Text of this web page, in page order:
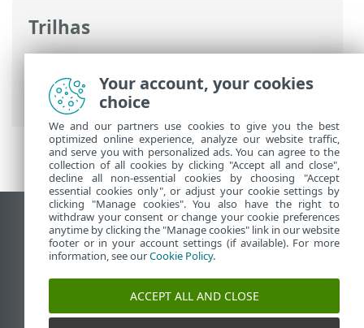
Trilhas
Ajuda on-line ESET>ESET Endpoint
Security >Configuração avançada>
Conectividade
Ver site para desktop
End of Life
Base de conhecimento ESET
Fórum ESET
ESET Status Portal
Your account, your cookies
choice
We and our partners use cookies to give you the best
optimized online experience, analyze our website traffic,
and serve you with personalized ads. You can agree to the
collection of all cookies by clicking "Accept all and close",
decline all non-essential cookies by choosing "Accept
essential cookies only", or adjust your cookie settings by
clicking "Manage cookies". You also have the right to
withdraw your consent or change your cookie preferences
anytime by clicking the "Manage cookies" link in our website
footer or in your account settings (if available). For more
information, see ourCookie Policy.
ACCEPT ALL AND CLOSE